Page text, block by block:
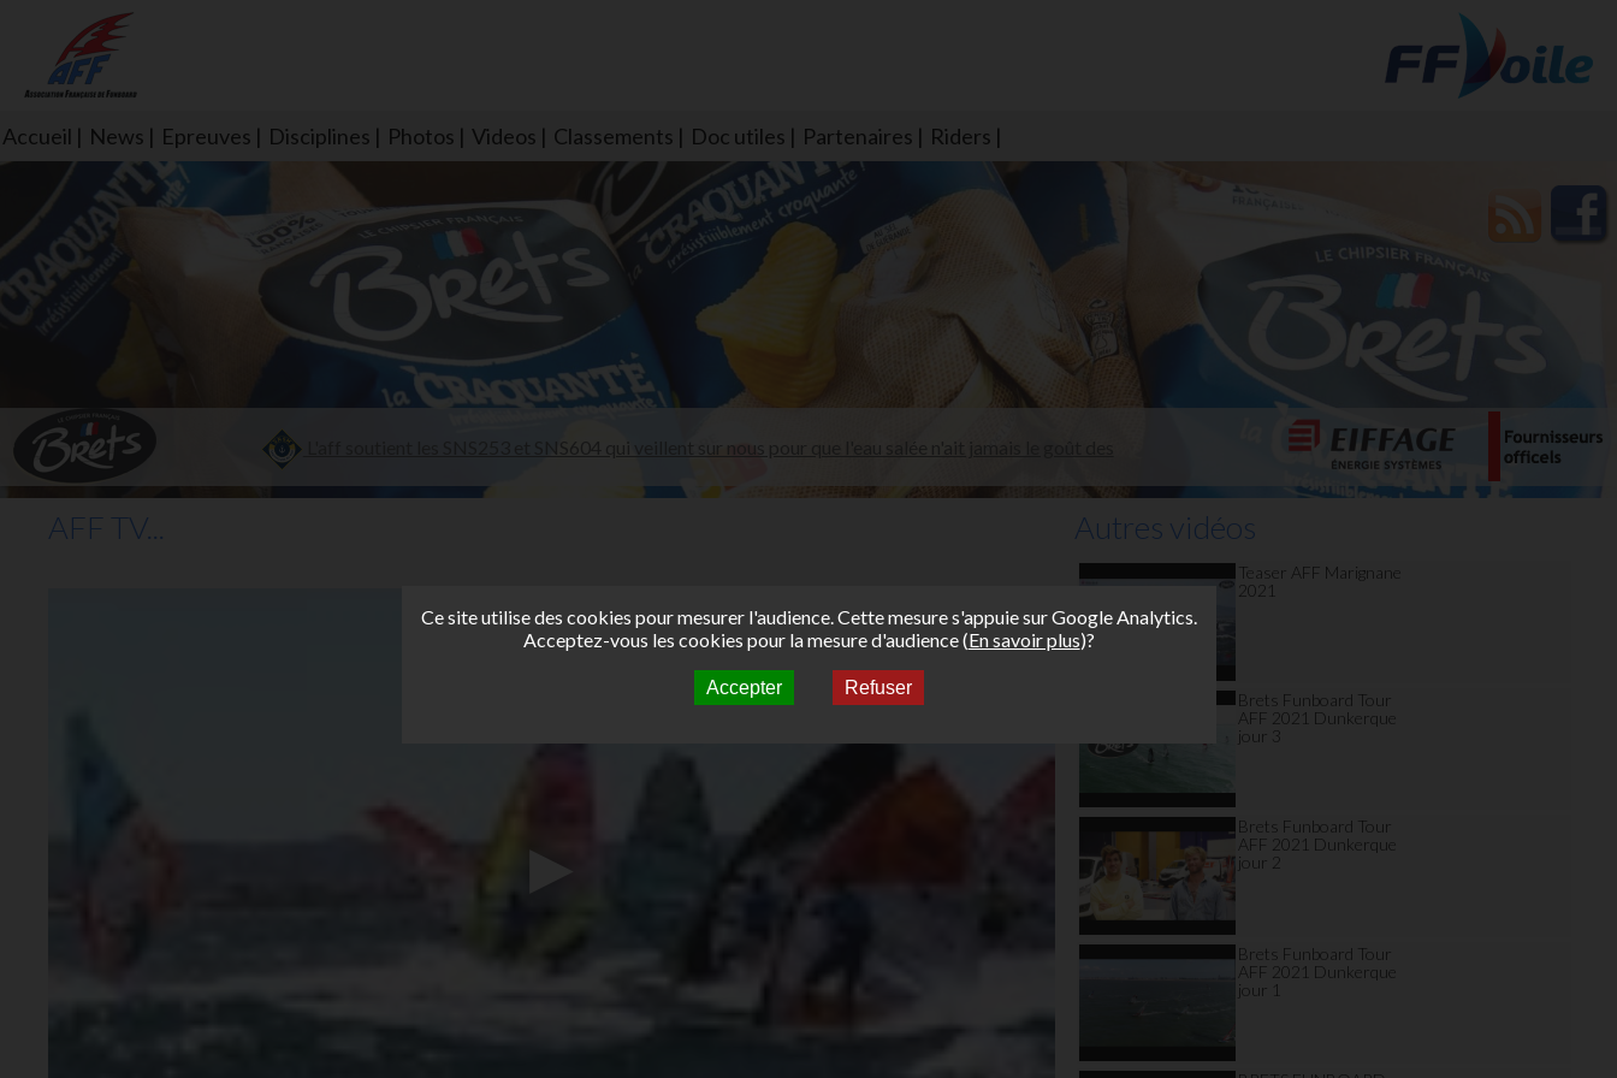
Accueil News Epreuves Disciplines Photos Videos Classements Doc utiles Partenaires Riders
AFF TV... Autres vidéos
Teaser AFF Marignane
2021
Brets Funboard Tour
AFF 2021 Dunkerque
jour 3
Brets Funboard Tour
AFF 2021 Dunkerque
jour 2
Brets Funboard Tour
AFF 2021 Dunkerque
jour 1
Ce site utilise des cookies pour mesurer l'audience. Cette mesure s'appuie sur Google Analytics.
Acceptez-vous les cookies pour la mesure d'audience (En savoir plus)?
Accepter Refuser